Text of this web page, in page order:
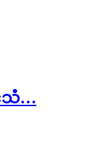
သံ…